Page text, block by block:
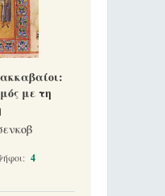
με τη
4